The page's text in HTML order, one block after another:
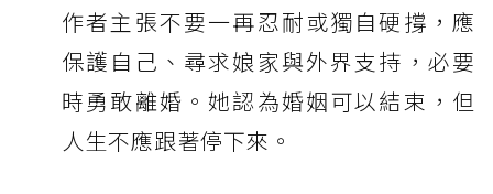
作者主張不要一再忍耐或獨自硬撐，應
保護自己、尋求娘家與外界支持，必要
時勇敢離婚。她認為婚姻可以結束，但
人生不應跟著停下來。